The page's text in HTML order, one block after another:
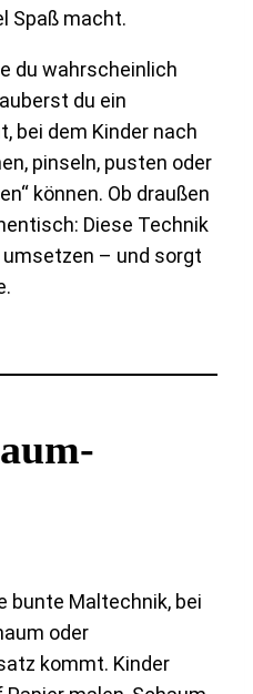
Spaß macht.
du wahrscheinlich
du ein
bei dem Kinder nach
pinseln, pusten oder
können. Ob draußen
Diese Technik
– und sorgt
bunte Maltechnik, bei
oder
kommt. Kinder